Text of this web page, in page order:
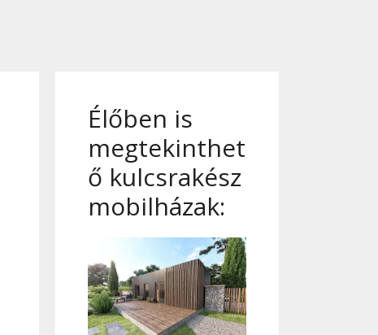
Élőben is
megtekinthet
ő kulcsrakész
mobilházak: